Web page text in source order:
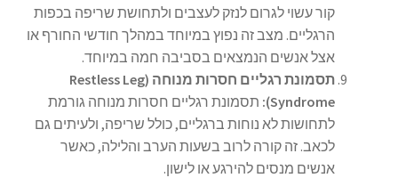
קור עשוי לגרום לנזק לעצבים ולתחושת שריפה בכפות
הרגליים. מצב זה נפוץ במיוחד במהלך חודשי החורף או
אצל אנשים הנמצאים בסביבה חמה במיוחד.
תסמונת רגליים חסרות מנוחה (Restless Leg
Syndrome):
תסמונת רגליים חסרות מנוחה גורמת
לתחושות לא נוחות ברגליים, כולל שריפה, ולעיתים גם
לכאב. זה קורה לרוב בשעות הערב והלילה, כאשר
אנשים מנסים להירגע או לישון.